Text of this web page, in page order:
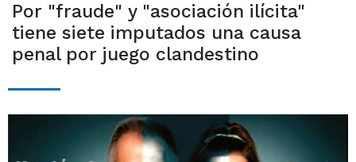
Por "fraude" y "asociación ilícita"
tiene siete imputados una causa
penal por juego clandestino